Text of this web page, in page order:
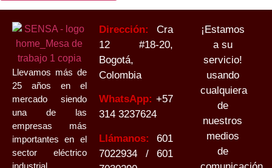
Llevamos más de
25 años en el
mercado siendo
una de las
empresas más
importantes en el
sector eléctrico
industrial
Dirección:
Cra
12 #18-20,
Bogotá,
Colombia
WhatsApp: +57
314 3237624
Llámanos: 601
7022934 / 601
¡Estamos
a su
servicio!
usando
cualquiera
de
nuestros
medios
de